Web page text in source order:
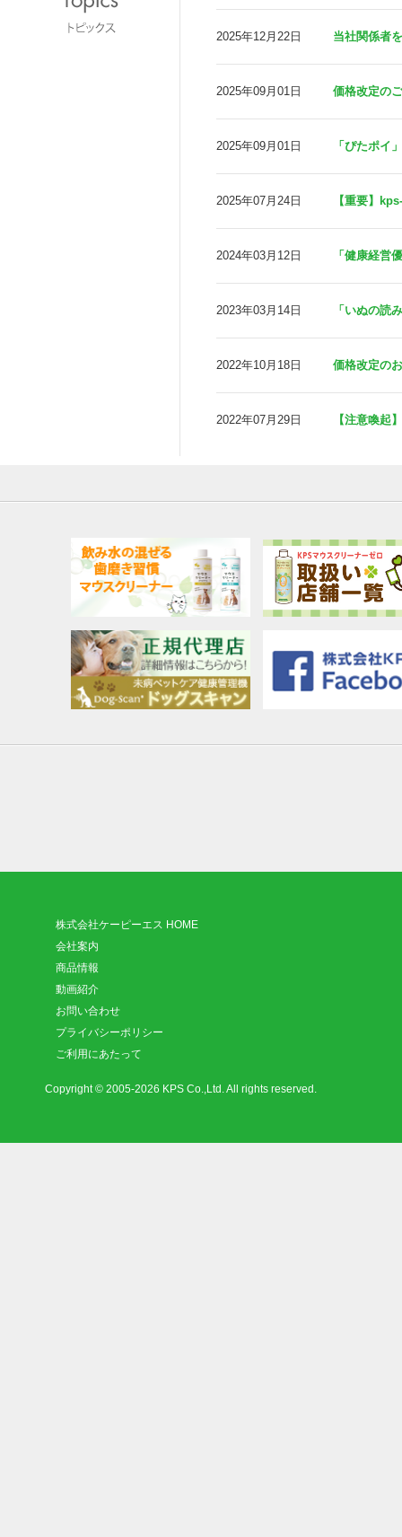
2025年12月22日 当社関係者
2025年09月01日 価格改定の
2025年09月01日 「ぴたポイ
2025年07月24日 【重要】
2024年03月12日 「健康経営
2023年03月14日 「いぬの読
2022年10月18日 価格改定の
2022年07月29日 【注意喚起
株式会社ケーピーエス HOME
会社案内
商品情報
動画紹介
お問い合わせ
プライバシーポリシー
ご利用にあたって
Copyright © 2005-2026 KPS Co.,Ltd. All rights reserved.